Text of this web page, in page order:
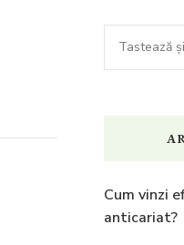
Cauți
ceva?
Cum vinzi
anticariat?